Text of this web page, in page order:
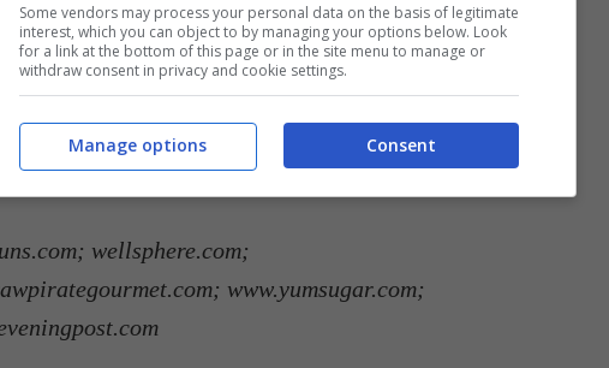
accompagnandola con icrostini di pane toscano.
le verdure in modo da trasformare la zuppa
le verdure sentendo sotto il palato i pezzi quasi
wellsphere.com;
www.yumsugar.com;
Some vendors may process your personal data on the basis of legitimate
interest, which you can object to by managing your options below. Look
for a link at the bottom of this page or in the site menu to manage or
withdraw consent in privacy and cookie settings.
Consent
Manage options